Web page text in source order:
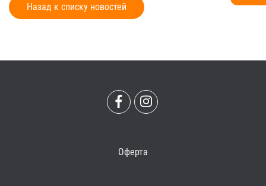
Назад к списку новостей
Оферта